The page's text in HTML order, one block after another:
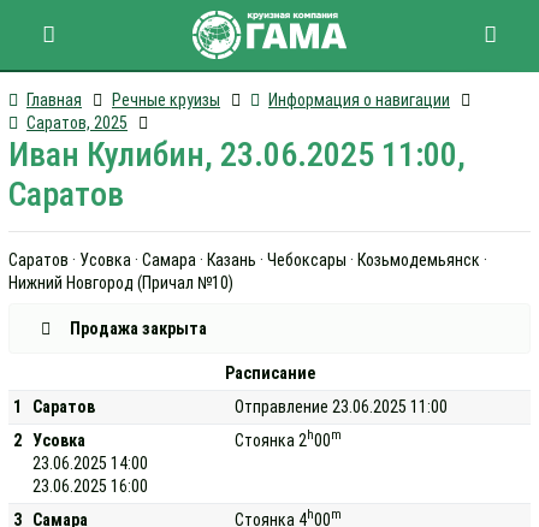
Главная Речные круизы
Информация о навигации
Саратов, 2025
Иван Кулибин, 23.06.2025 11:00,
Саратов
Саратов · Усовка · Самара · Казань · Чебоксары · Козьмодемьянск ·
Нижний Новгород (Причал №10)
Продажа закрыта
Расписание
1
Саратов
Отправление 23.06.2025 11:00
2 Усовка
23.06.2025 14:00
23.06.2025 16:00
Стоянка 2 h00m
3
Самара
Стоянка 4h00m